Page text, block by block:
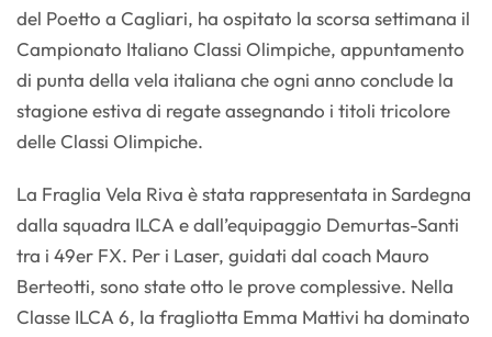
del Poetto a Cagliari, ha ospitato la scorsa settimana il
Campionato Italiano Classi Olimpiche, appuntamento
di punta della vela italiana che ogni anno conclude la
stagione estiva di regate assegnando i titoli tricolore
delle Classi Olimpiche.
La Fraglia Vela Riva è stata rappresentata in Sardegna
dalla squadra ILCA e dall’equipaggio Demurtas-Santi
tra i 49er FX. Per i Laser, guidati dal coach Mauro
Berteotti, sono state otto le prove complessive. Nella
Classe ILCA 6, la fragliotta Emma Mattivi ha dominato